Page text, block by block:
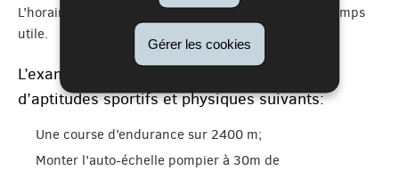
Gérer les cookies
L’horaire, la date et le lieu seront communiqués en temps
utile.
L’examen sportif est composé des tests
d’aptitudes sportifs et physiques suivants:
Une course d’endurance sur 2400 m;
Monter l’auto-échelle pompier à 30m de